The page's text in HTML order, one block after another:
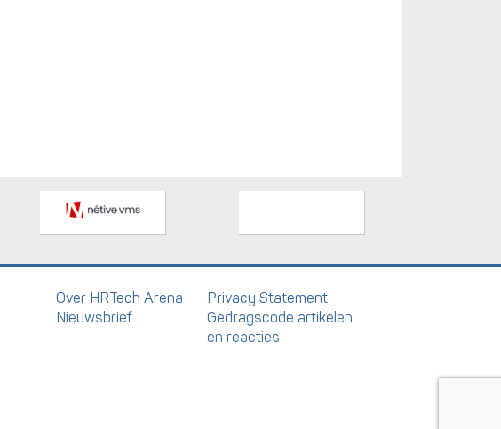
Over HRTech Arena
Nieuwsbrief
Privacy Statement
Gedragscode artikelen
en reacties